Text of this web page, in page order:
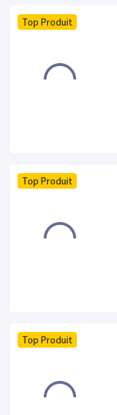
Top Produit
Top Produit
Top Produit